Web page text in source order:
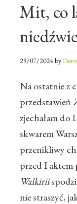
Mit, co
29/07/2024by
Na ostatnie z
przedstawień
zjechałam do
skwarem
przenikliwy
przed I aktem
Walkirii
nie straszyć,